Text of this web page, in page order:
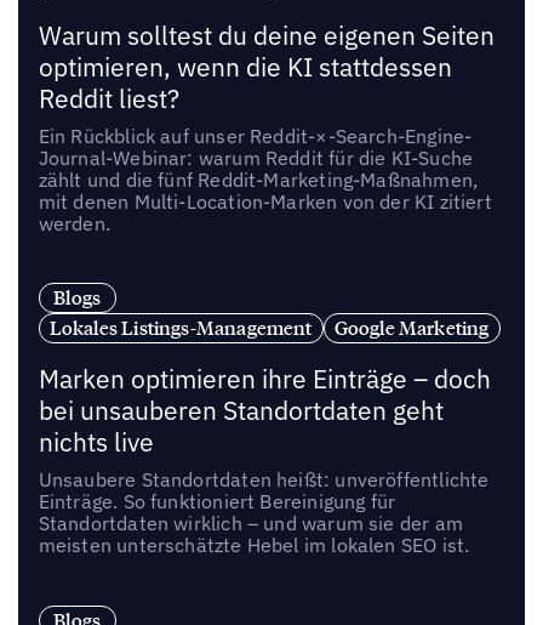
Warum solltest du deine eigenen Seiten
optimieren, wenn die KI stattdessen
Reddit liest?
Ein Rückblick auf unser Reddit-×-Search-Engine-
Journal-Webinar: warum Reddit für die KI-Suche
zählt und die fünf Reddit-Marketing-Maßnahmen,
mit denen Multi-Location-Marken von der KI zitiert
werden.
Blogs
Lokales Listings-Management
Google Marketing
Marken optimieren ihre Einträge – doch
bei unsauberen Standortdaten geht
nichts live
Unsaubere Standortdaten heißt: unveröffentlichte
Einträge. So funktioniert Bereinigung für
Standortdaten wirklich – und warum sie der am
meisten unterschätzte Hebel im lokalen SEO ist.